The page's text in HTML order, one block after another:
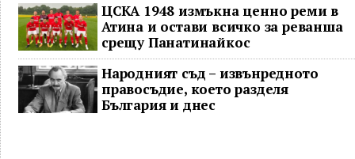
ЦСКА 1948 измъкна ценно реми в
Атина и остави всичко за реванша
срещу Панатинайкос
Народният съд – извънредното
правосъдие, което разделя
България и днес